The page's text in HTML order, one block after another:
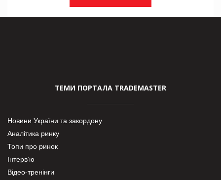
ТЕМИ ПОРТАЛА TRADEMASTER
Новини України та закордону
Аналітика ринку
Топи про ринок
Інтерв’ю
Відео-тренінги